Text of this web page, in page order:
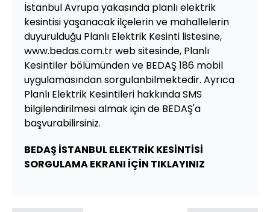
İstanbul Avrupa yakasında planlı elektrik
kesintisi yaşanacak ilçelerin ve mahallelerin
duyurulduğu Planlı Elektrik Kesinti listesine,
www.bedas.com.tr web sitesinde, Planlı
Kesintiler bölümünden ve BEDAŞ 186 mobil
uygulamasından sorgulanbilmektedir. Ayrıca
Planlı Elektrik Kesintileri hakkında SMS
bilgilendirilmesi almak için de BEDAŞ'a
başvurabilirsiniz.
BEDAŞ İSTANBUL ELEKTRİK KESİNTİSİ
SORGULAMA EKRANI İÇİN TIKLAYINIZ